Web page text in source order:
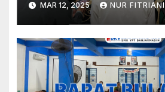
MAR 12, 2025 NUR FITRIANI